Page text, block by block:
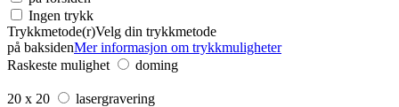
Ingen trykk
Trykkmetode(r)Velg din trykkmetode
på baksidenMer informasjon om trykkmuligheter
Raskeste mulighet
doming
20 x 20 lasergravering